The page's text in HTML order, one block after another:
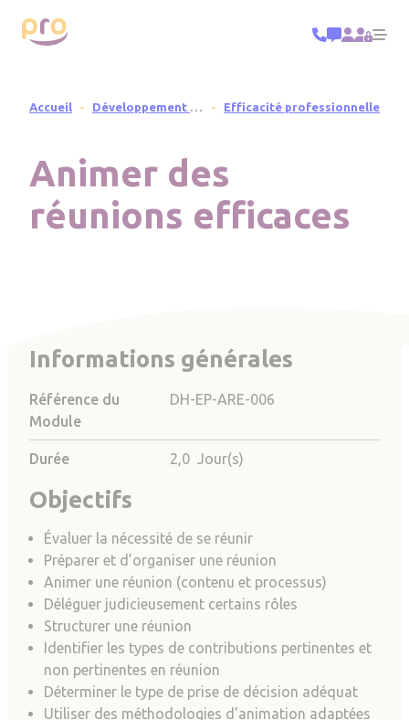
Title
Fil d'Ariane
Accueil Développement Humain Efficacité professionnelle
Animer des
réunions efficaces
Informations générales
Référence du
Module
DH-EP-ARE-006
Durée 2,0 Jour(s)
Objectifs
Évaluer la nécessité de se réunir
Préparer et d’organiser une réunion
Animer une réunion (contenu et processus)
Déléguer judicieusement certains rôles
Structurer une réunion
Identifier les types de contributions pertinentes et
non pertinentes en réunion
Déterminer le type de prise de décision adéquat
Utiliser des méthodologies d’animation adaptées